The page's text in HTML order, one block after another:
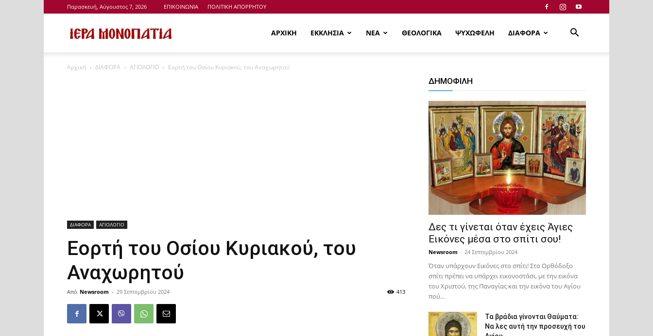
Παρασκευή, Αύγουστος 7, 2026 ΕΠΙΚΟΙΝΩΝΙΑ ΠΟΛΙΤΙΚΗ ΑΠΟΡΡΗΤΟΥ
Μονοπάτια
ΑΡΧΙΚΗ ΕΚΚΛΗΣΙΑ ΝΕΑ ΘΕΟΛΟΓΙΚΑ ΨΥΧΩΦΕΛΗ ΔΙΑΦΟΡΑ
Αρχική ΔΙΑΦΟΡΑ ΑΓΙΟΛΟΓΙΟ Εορτή του Οσίου Κυριακού, του Αναχωρητού
ΔΙΑΦΟΡΑ ΑΓΙΟΛΟΓΙΟ
Εορτή του Οσίου Κυριακού, του
Αναχωρητού
Από Newsroom - 29 Σεπτεμβρίου 2024 413
ΔΗΜΟΦΙΛΗ
Δες τι γίνεται όταν έχεις Άγιες
Εικόνες μέσα στο σπίτι σου!
Newsroom - 24 Σεπτεμβρίου 2024
Όταν υπάρχουν Εικόνες στο σπίτι! Στο Ορθόδοξο
σπίτι πρέπει να υπάρχει εικονοστάσι, με την εικόνα
του Χριστού, της Παν­αγίας και την εικόνα του Αγίου
πού...
Τα βράδια γίνονται Θαύματα:
Να λες αυτή την προσευχή του